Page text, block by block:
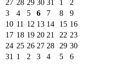
27 28 29 30 31 1
2
3
4 5 6 7 8
9
10 11 12 13 14 15 16
17 18 19 20 21 22 23
24 25 26 27 28 29 30
31 1 2 3 4 5 6